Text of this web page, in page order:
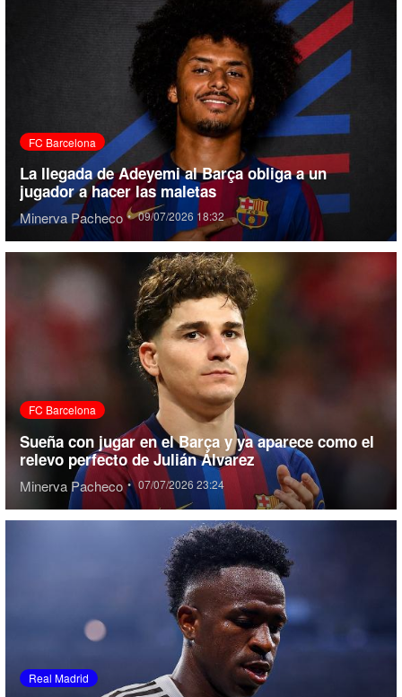
FC Barcelona
La llegada de Adeyemi al Barça obliga a un
jugador a hacer las maletas
Minerva Pacheco • 09/07/2026 18:32
FC Barcelona
Sueña con jugar en el Barça y ya aparece como el
relevo perfecto de Julián Álvarez
Minerva Pacheco • 07/07/2026 23:24
Real Madrid